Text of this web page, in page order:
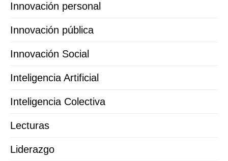
Innovación personal
Innovación pública
Innovación Social
Inteligencia Artificial
Inteligencia Colectiva
Lecturas
Liderazgo